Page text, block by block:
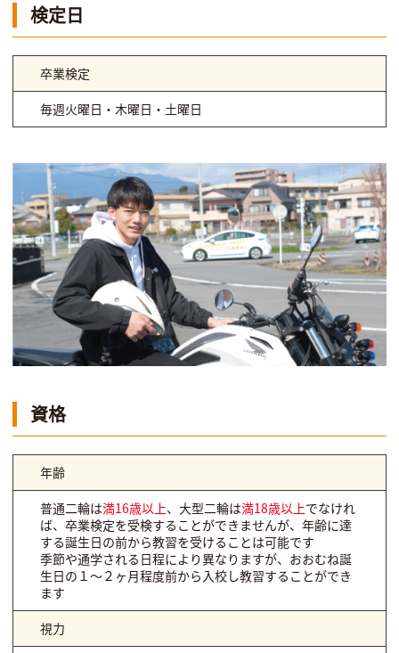
検定日
卒業検定
毎週火曜日・木曜日・土曜日
資格
年齢
普通二輪は満16歳以上、大型二輪は満18歳以上でなけれ
ば、卒業検定を受検することができませんが、年齢に達
する誕生日の前から教習を受けることは可能です
季節や通学される日程により異なりますが、おおむね誕
生日の１～２ヶ月程度前から入校し教習することができ
ます
視力